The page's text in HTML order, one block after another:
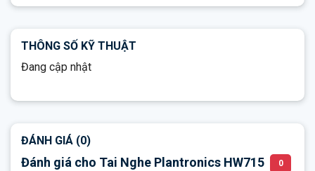
THÔNG SỐ KỸ THUẬT
Đang cập nhật
ĐÁNH GIÁ (0)
Đánh giá cho Tai Nghe Plantronics HW715 0